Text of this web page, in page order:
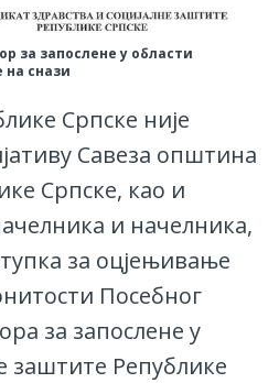
за запослене у области
на снази
Српске није
Савеза општина
Српске, као и
и начелника,
за оцјењивање
Посебног
за запослене у
заштите Републике